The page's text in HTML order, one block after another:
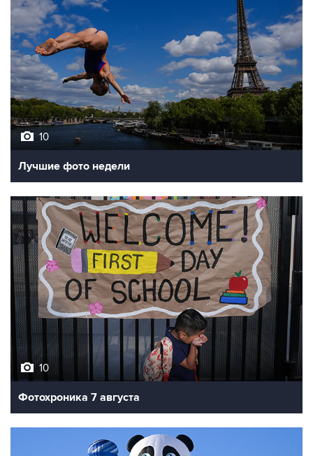
10
Лучшие фото недели
10
Фотохроника 7 августа